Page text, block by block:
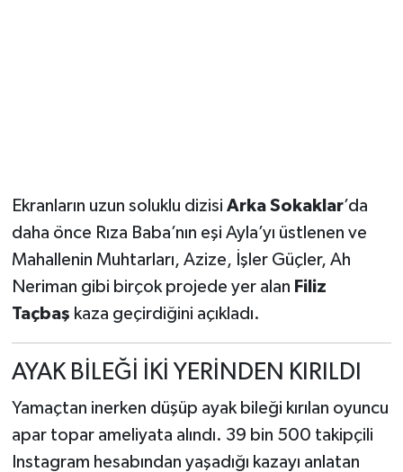
Ekranların uzun soluklu dizisi Arka Sokaklar’da
daha önce Rıza Baba’nın eşi Ayla’yı üstlenen ve
Mahallenin Muhtarları, Azize, İşler Güçler, Ah
Neriman gibi birçok projede yer alan Filiz
Taçbaş kaza geçirdiğini açıkladı.
AYAK BİLEĞİ İKİ YERİNDEN KIRILDI
Yamaçtan inerken düşüp ayak bileği kırılan oyuncu
apar topar ameliyata alındı. 39 bin 500 takipçili
Instagram hesabından yaşadığı kazayı anlatan